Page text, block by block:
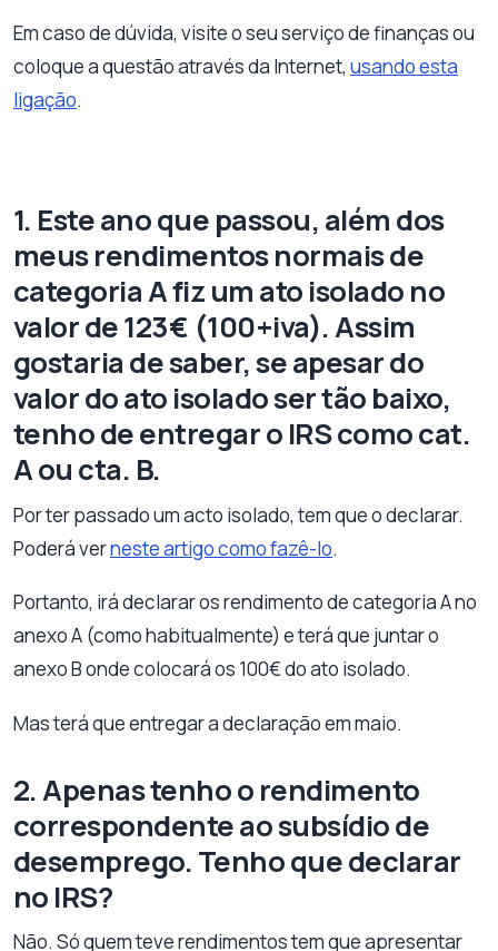
Em caso de dúvida, visite o seu serviço de finanças ou
coloque a questão através da Internet, usando esta
ligação.
1. Este ano que passou, além dos
meus rendimentos normais de
categoria A fiz um ato isolado no
valor de 123€ (100+iva). Assim
gostaria de saber, se apesar do
valor do ato isolado ser tão baixo,
tenho de entregar o IRS como cat.
A ou cta. B.
Por ter passado um acto isolado, tem que o declarar.
Poderá verneste artigo como fazê-lo.
Portanto, irá declarar os rendimento de categoria A no
anexo A (como habitualmente) e terá que juntar o
anexo B onde colocará os 100€ do ato isolado.
Mas terá que entregar a declaração em maio.
2. Apenas tenho o rendimento
correspondente ao subsídio de
desemprego. Tenho que declarar
no IRS?
Não. Só quem teve rendimentos tem que apresentar